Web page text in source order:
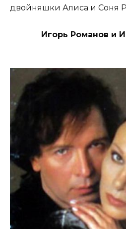
двойняшки Алиса и Соня
Игорь Романов и